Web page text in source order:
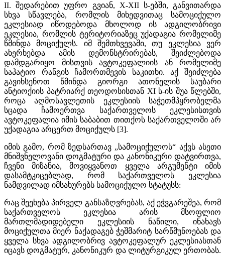
II. შედარებით უფრო გვიან, X-XII ს-ებში, განვითარდა
სხვა სწავლება, რომლის მიხედვითაც სამოციქულო
ეკლესიად იწოდებოდა მხოლოდ ის ადგილობრივი
ეკლესია, რომლის ტერიტორიაზეც უქადაგია რომელიმე
წმინდა მოციქულს. იმ შემთხვევაში, თუ ეკლესია ვერ
ახერხებდა ამის დემონსტრირებას, შეიძლებოდა
დამდგარიყო მისთვის ავტოკეფალიის ან რომელიმე
საპატიო რანგის ჩამორთმევის საკითხი. აქ შეიძლება
გავიხსენოთ წმინდა გიორგი ათონელის საუბარი
ანტიოქიის პატრიარქ თეოდოსისთან XI ს-ის შუა წლებში,
როცა აღმოსავლეთის ეკლესიის საჭეთმპყრობელმა
სცადა ჩამოერთვა საქართველოს ეკლესისთვის
ავტოკეფალია იმის საბაბით თითქოს საქართველოში არ
უქადაგია არცერთ მოციქულს [3].
იმის გამო, რომ ზედსართავ „სამოციქულოს“ აქვს ასეთი
მნიშვნელოვანი დოგმატური და კანონიკური დატვირთვა,
ჩვენი მიზანია, მოვიყვანოთ ყველა არგუმენტი იმის
დასამტკიცებლად, რომ საქართველოს ეკლესია
ნამდვილად იმსახურებს სამოციქულო სტატუსს:
რაც შეეხება პირველ განსაზღვრებას, აქ ეჭვგარეშეა, რომ
საქართველოს ეკლესია არის მსოფლიო
მართლმადიდებელი ეკლესიის ნაწილი, ინახავს
მოციქულთა მიერ ნაქადაგებ ჭეშმარიტ სარწმუნოებას და
ყველა სხვა ადგილობრივ ავტოკეფალურ ეკლესიასთან
იცავს დოგმატურ, კანონიკურ და ლიტურგიკულ ერთობას.